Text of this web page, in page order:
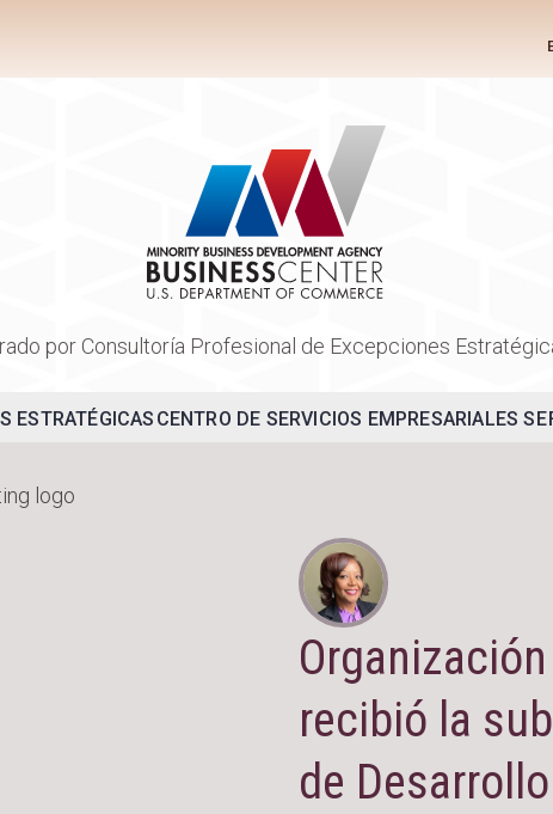
por Consultoría Profesional de Excepciones
ESTRATÉGICAS CENTRO DE SERVICIOS EMPRESARIALES SE
recibió la
de